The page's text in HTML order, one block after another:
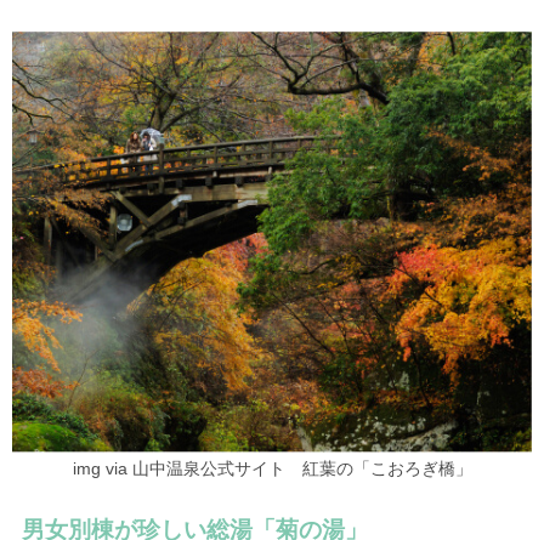
img via 山中温泉公式サイト 紅葉の「こおろぎ橋」
男女別棟が珍しい総湯「菊の湯」